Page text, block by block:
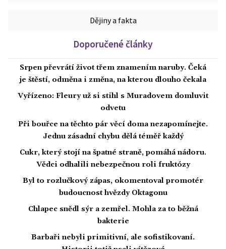
Dějiny a fakta
Doporučené články
Srpen převrátí život třem znamením naruby. Čeká
je štěstí, odměna i změna, na kterou dlouho čekala
Vyřízeno: Fleury už si stihl s Muradovem domluvit
odvetu
Při bouřce na těchto pár věcí doma nezapomínejte.
Jednu zásadní chybu dělá téměř každý
Cukr, který stojí na špatné straně, pomáhá nádoru.
Vědci odhalili nebezpečnou roli fruktózy
Byl to rozlučkový zápas, okomentoval promotér
budoucnost hvězdy Oktagonu
Chlapec snědl sýr a zemřel. Mohla za to běžná
bakterie
Barbaři nebyli primitivní, ale sofistikovaní.